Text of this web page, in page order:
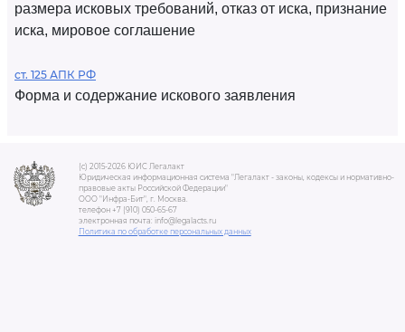
размера исковых требований, отказ от иска, признание
иска, мировое соглашение
ст. 125 АПК РФ
Форма и содержание искового заявления
(c) 2015-2026 ЮИС Легалакт
Юридическая информационная система "Легалакт - законы, кодексы и нормативно-
правовые акты Российской Федерации"
ООО "Инфра-Бит", г. Москва.
телефон +7 (910) 050-65-67
электронная почта: info@legalacts.ru
Политика по обработке персональных данных